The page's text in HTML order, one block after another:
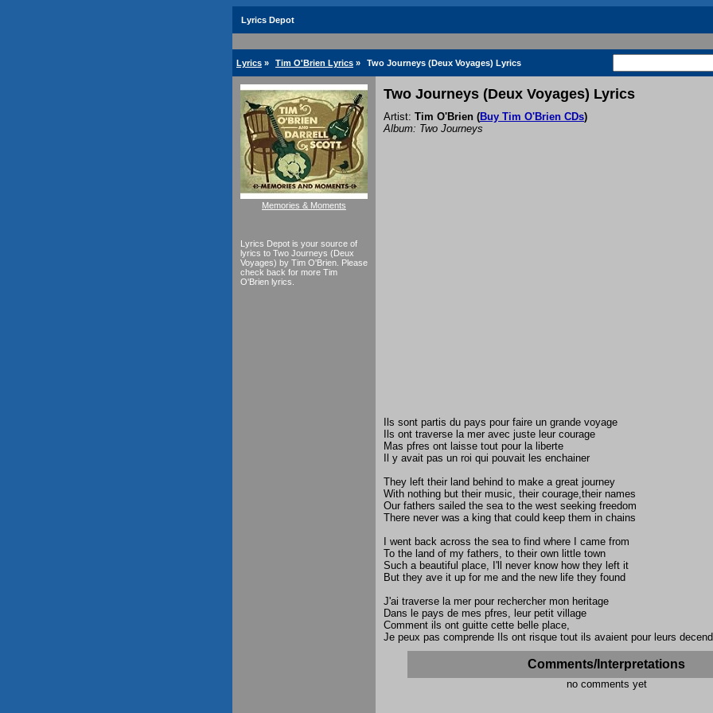
Lyrics Depot
Lyrics » Tim O'Brien Lyrics » Two Journeys (Deux Voyages) Lyrics
Memories & Moments
Lyrics Depot is your source of
lyrics to Two Journeys (Deux
Voyages) by Tim O'Brien. Please
check back for more Tim
O'Brien lyrics.
Two Journeys (Deux Voyages) Lyrics
Artist: Tim O'Brien (Buy Tim O'Brien CDs)
Album: Two Journeys
Ils sont partis du pays pour faire un grande voyage
Ils ont traverse la mer avec juste leur courage
Mas pfres ont laisse tout pour la liberte
Il y avait pas un roi qui pouvait les enchainer
They left their land behind to make a great journey
With nothing but their music, their courage,their names
Our fathers sailed the sea to the west seeking freedom
There never was a king that could keep them in chains
I went back across the sea to find where I came from
To the land of my fathers, to their own little town
Such a beautiful place, I'll never know how they left it
But they ave it up for me and the new life they found
J'ai traverse la mer pour rechercher mon heritage
Dans le pays de mes pfres, leur petit village
Comment ils ont guitte cette belle place,
Je peux pas comprende Ils ont risque tout ils avaient pour leurs
Comments/Interpretations
no comments yet